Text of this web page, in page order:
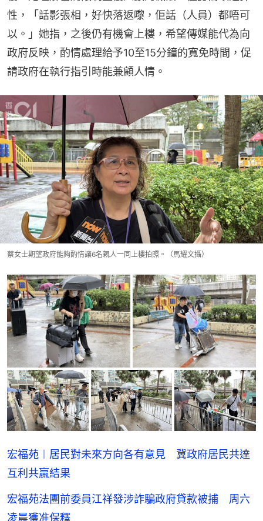
性，「話影張相，好快落返嚟，佢話（人員）都唔可
以。」她指，之後仍有機會上樓，希望傳媒能代為向
政府反映，酌情處理給予10至15分鐘的寬免時間，促
請政府在執行指引時能兼顧人情。
蔡女士期望政府能夠酌情讓6名親人一同上樓拍照。（馬耀文攝）
宏福苑︱居民對未來方向各有意見 冀政府居民共達
互利共贏結果
宏福苑法團前委員江祥發涉詐騙政府貸款被捕 周六
凌晨獲准保釋